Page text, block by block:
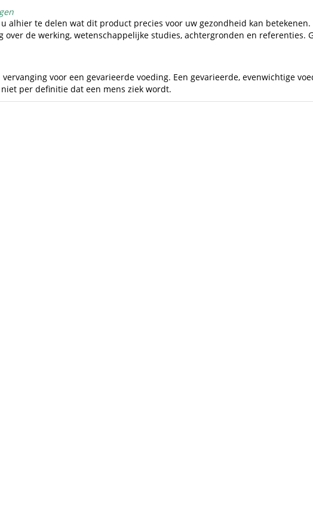
alhier te delen wat dit product precies voor uw gezondheid kan
de werking, wetenschappelijke studies, achtergronden en referenties.
voor een gevarieerde voeding. Een gevarieerde, evenwichtige
per definitie dat een mens ziek wordt.